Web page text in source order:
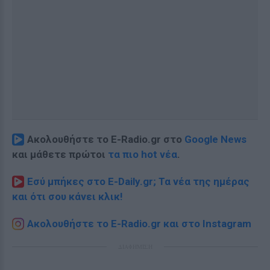
Ακολουθήστε το E-Radio.gr στο Google News
και μάθετε πρώτοι τα πιο hot νέα.
Εσύ μπήκες στο E-Daily.gr; Τα νέα της ημέρας
και ότι σου κάνει κλικ!
Ακολουθήστε το E-Radio.gr και στο Instagram